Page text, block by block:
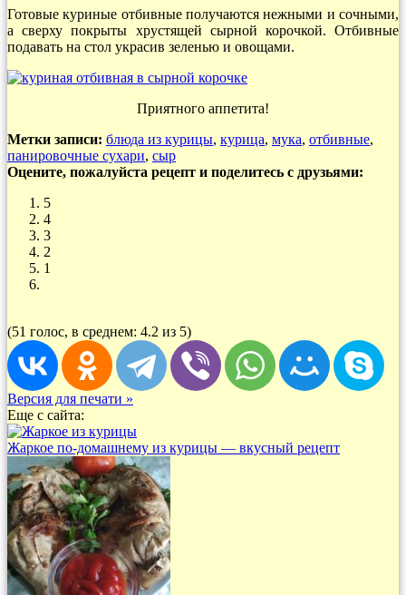
Готовые куриные отбивные получаются нежными и сочными,
а сверху покрыты хрустящей сырной корочкой. Отбивные
подавать на стол украсив зеленью и овощами.
Приятного аппетита!
Метки записи: блюда из курицы, курица, мука, отбивные,
панировочные сухари, сыр
Оцените, пожалуйста рецепт и поделитесь с друзьями:
5
4
3
2
1
(51 голос, в среднем: 4.2 из 5)
Версия для печати »
Еще с сайта:
Жаркое по-домашнему из курицы — вкусный рецепт